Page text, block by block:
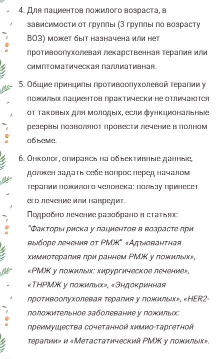
Для пациентов пожилого возраста, в
зависимости от группы (3 группы по возрасту
ВОЗ) может быт назначена или нет
противоопухолевая лекарственная терапия или
симптоматическая паллиативная.
Общие принципы противоопухолевой терапии у
пожилых пациентов практически не отличаются
от таковых для молодых, если функциональные
резервы позволяют провести лечение в полном
объеме.
Онколог, опираясь на объективные данные,
должен задать себе вопрос перед началом
терапии пожилого человека: пользу принесет
его лечение или навредит.
Подробно лечение разобрано в статьях:
“Факторы риска у пациентов в возрасте при
выборе лечения от РМЖ” «Адъювантная
химиотерапия при раннем РМЖ у пожилых»,
«РМЖ у пожилых: хирургическое лечение»,
«ТНРМЖ у пожилых», «Эндокринная
противоопухолевая терапия у пожилых», «HER2-
положительное заболевание у пожилых:
преимущества сочетанной химио-таргетной
терапии» и «Метастатический РМЖ у пожилых».